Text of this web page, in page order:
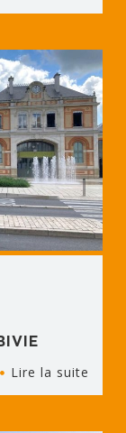
Lire la suite